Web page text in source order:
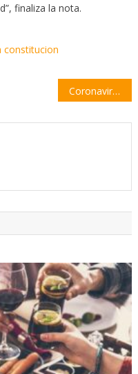
finaliza la nota.
constitucion
Coronavirus: la ciudad prepara la infraestructura de contención sanitaria